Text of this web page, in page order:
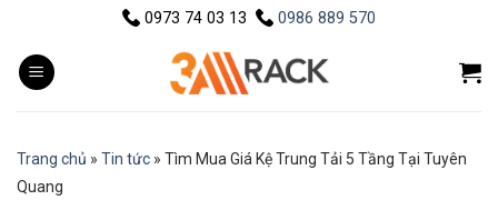
content
0973 74 03 13 0986 889 570
Trang chủ » Tin tức » Tìm Mua Giá Kệ Trung Tải 5 Tầng Tại Tuyên
Quang